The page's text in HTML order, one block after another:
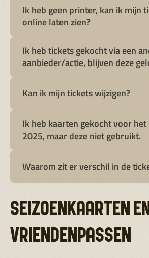
Ik heb geen printer, kan ik mijn
online laten zien?
Ik heb tickets gekocht via een
aanbieder/actie, blijven deze
Kan ik mijn tickets wijzigen?
Ik heb kaarten gekocht voor het
2025, maar deze niet gebruikt.
Waarom zit er verschil in de
SEIZOENKAARTEN EN
VRIENDENPASSEN